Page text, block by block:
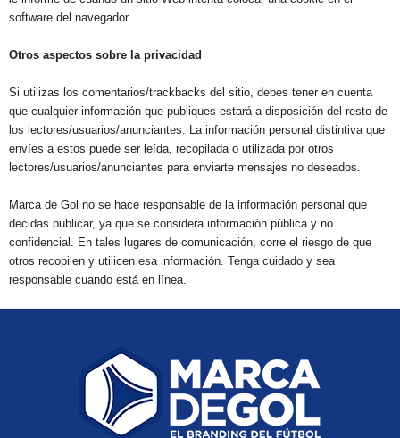
software del navegador.
Otros aspectos sobre la privacidad
Si utilizas los comentarios/trackbacks del sitio, debes tener en cuenta
que cualquier información que publiques estará a disposición del resto de
los lectores/usuarios/anunciantes. La información personal distintiva que
envíes a estos puede ser leída, recopilada o utilizada por otros
lectores/usuarios/anunciantes para enviarte mensajes no deseados.
Marca de Gol no se hace responsable de la información personal que
decidas publicar, ya que se considera información pública y no
confidencial. En tales lugares de comunicación, corre el riesgo de que
otros recopilen y utilicen esa información. Tenga cuidado y sea
responsable cuando está en línea.